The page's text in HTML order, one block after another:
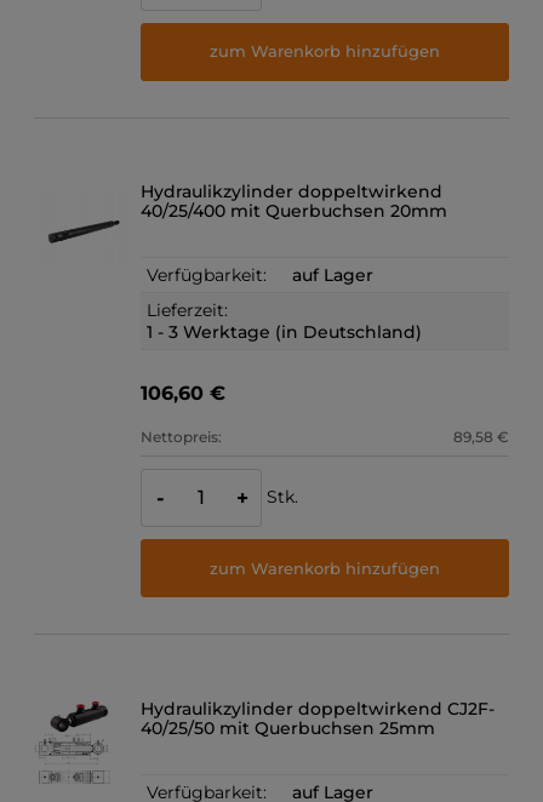
zum Warenkorb hinzufügen
Hydraulikzylinder doppeltwirkend
40/25/400 mit Querbuchsen 20mm
Verfügbarkeit:
auf Lager
Lieferzeit:
1 - 3 Werktage (in Deutschland)
106,60 €
Nettopreis: 89,58 €
- + Stk.
zum Warenkorb hinzufügen
Hydraulikzylinder doppeltwirkend CJ2F-
40/25/50 mit Querbuchsen 25mm
Verfügbarkeit: auf Lager